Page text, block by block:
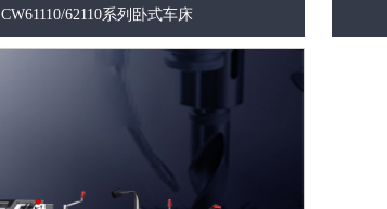
CW61110/62110系列卧式车床